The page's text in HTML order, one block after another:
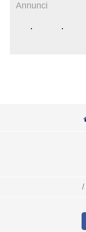
Annunci
/